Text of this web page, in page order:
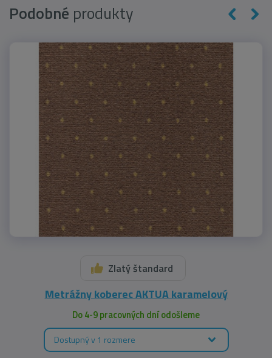
Podobné produkty
Zlatý štandard
Metrážny koberec AKTUA karamelový
Do 4-9 pracovných dní odošleme
Dostupný v 1 rozmere